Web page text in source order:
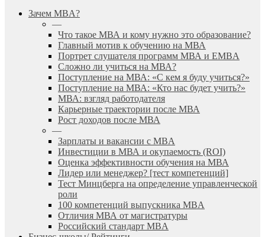
search
Menu
Зачем MBA?
—
Что такое МВА и кому нужно это образование?
Главный мотив к обучению на МВА
Портрет слушателя программ МВА и EMBA
Сложно ли учиться на МВА?
Поступление на МВА: «С кем я буду учиться?»
Поступление на МВА: «Кто нас будет учить?»
МВА: взгляд работодателя
Карьерные траектории после МВА
Рост доходов после МВА
—
Зарплаты и вакансии с MBA
Инвестиции в МВА и окупаемость (ROI)
Оценка эффективности обучения на МВА
Лидер или менеджер? [тест компетенций]
Тест Минцберга на определение управленческой
роли
100 компетенций выпускника MBA
Отличия МВА от магистратуры
Российский стандарт MBA